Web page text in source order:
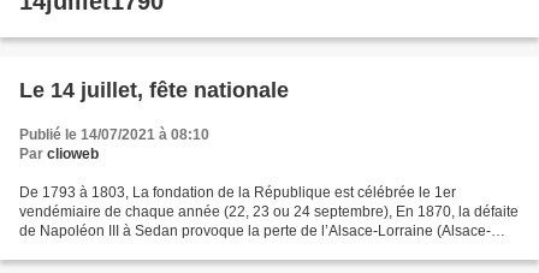
Le 14 juillet, fête nationale
Publié le 14/07/2021 à 08:10
Par clioweb
De 1793 à 1803, La fondation de la République est célébrée le 1er
vendémiaire de chaque année (22, 23 ou 24 septembre), En 1870, la défaite
de Napoléon III à Sedan provoque la perte de l’Alsace-Lorraine (Alsace-